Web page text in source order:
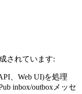
されています:
、Web UI)を処理
inbox/outboxメッセ